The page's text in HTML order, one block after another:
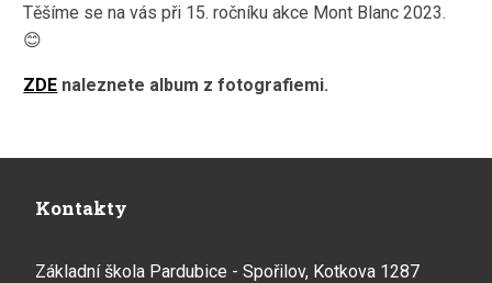
Těšíme se na vás při 15. ročníku akce Mont Blanc 2023.
😊
ZDE naleznete album z fotografiemi.
Kontakty
Základní škola Pardubice - Spořilov, Kotkova 1287